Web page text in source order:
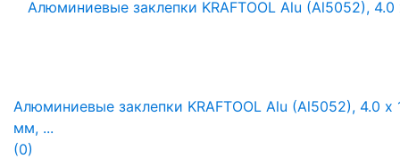
Алюминиевые заклепки KRAFTOOL Alu (Al5052), 4.0 х
мм, ...
(0)